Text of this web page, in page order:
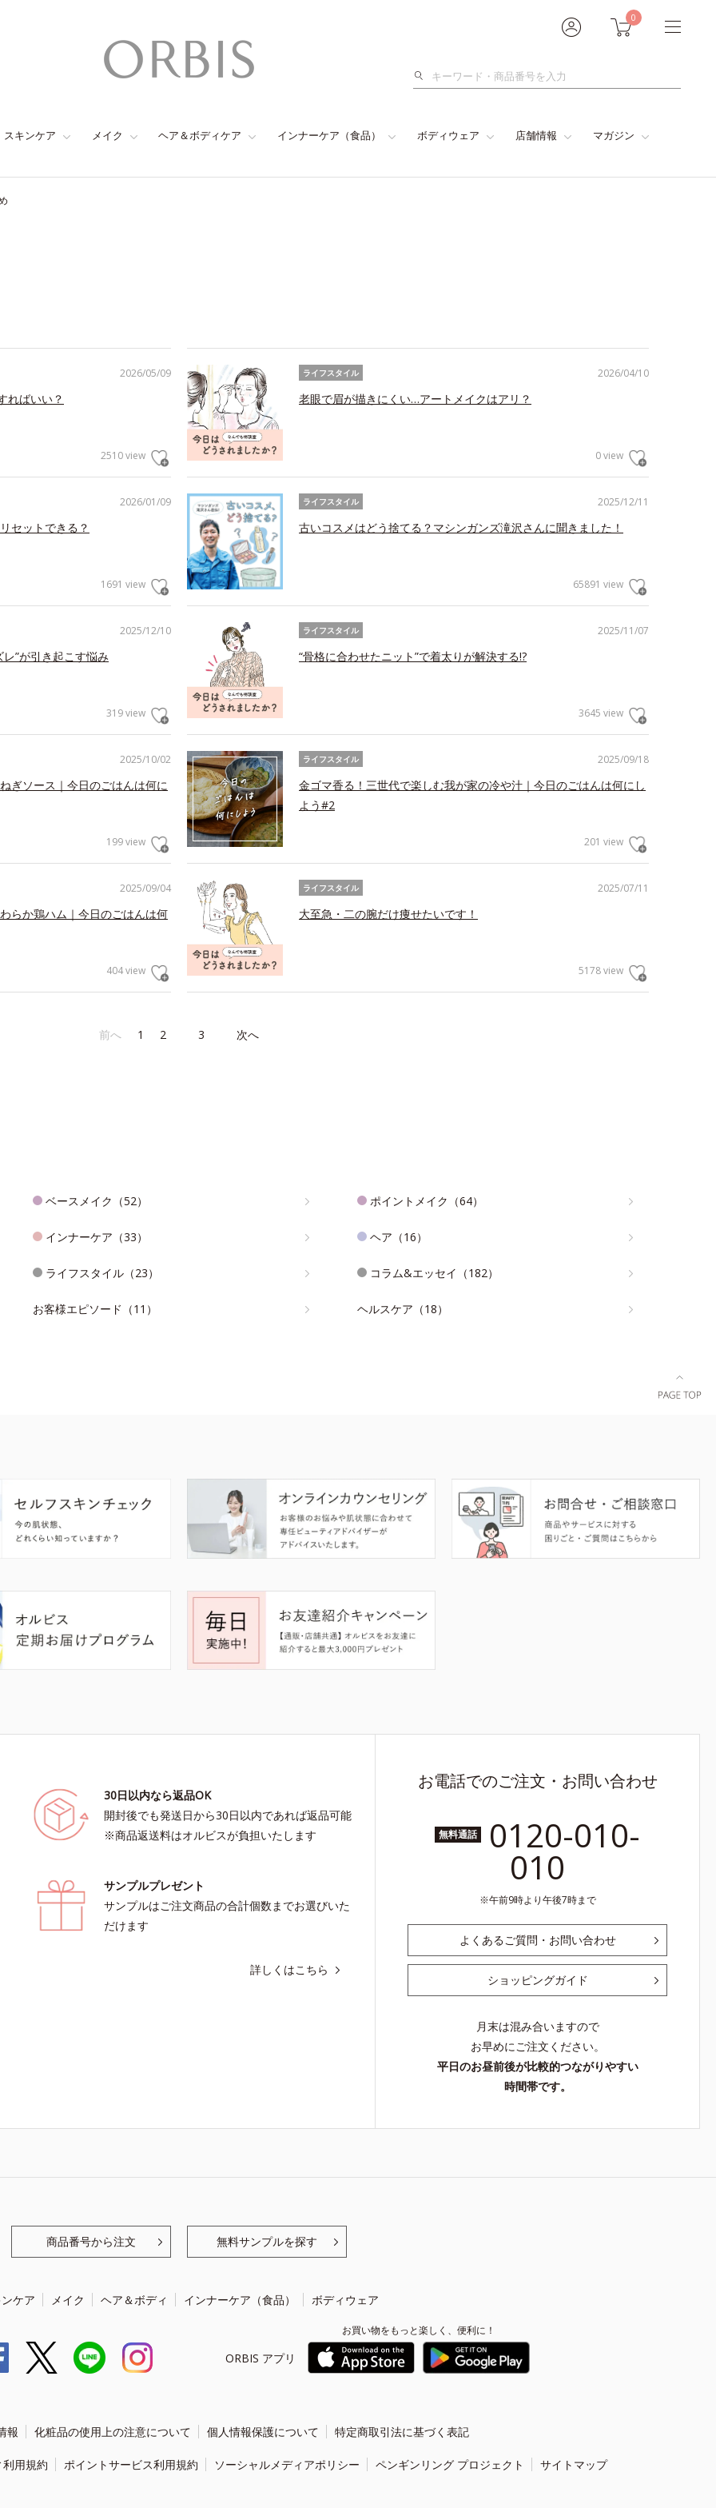
0
検
スキンケア メイク ヘア＆ボディケア インナーケア（食品） ボディウェア 店舗情報 マガジン
2026/05/09
ればいい？
2510 view
2026/04/10
ライフスタイル
老眼で眉が描きにくい…アートメイクはアリ？
0 view
2026/01/09
セットできる？
1691 view
2025/12/11
ライフスタイル
古いコスメはどう捨てる？マシンガンズ滝沢さんに聞きました！
65891 view
2025/12/10
”が引き起こす悩み
319 view
2025/11/07
ライフスタイル
“骨格に合わせたニット”で着太りが解決する!?
3645 view
2025/10/02
ぎソース｜今日のごはんは何に
199 view
2025/09/18
ライフスタイル
金ゴマ香る！三世代で楽しむ我が家の冷や汁｜今日のごはんは何にし
よう#2
201 view
2025/09/04
らか鶏ハム｜今日のごはんは何
404 view
2025/07/11
ライフスタイル
大至急・二の腕だけ痩せたいです！
5178 view
前へ 1 2 3 次へ
ベースメイク（52） ポイントメイク（64）
インナーケア（33） ヘア（16）
ライフスタイル（23） コラム&エッセイ（182）
お客様エピソード（11） ヘルスケア（18）
30日以内なら返品OK
開封後でも発送日から30日以内であれば返品可能
※商品返送料はオルビスが負担いたします
サンプルプレゼント
サンプルはご注文商品の合計個数までお選びいた
だけます
詳しくはこちら
お電話でのご注文・お問い合わせ
無料通話 0120-010-
010
午前9時より午後7時まで
よくあるご質問・お問い合わせ
ショッピングガイド
月末は混み合いますので
お早めにご注文ください。
平日のお昼前後が比較的つながりやすい
時間帯です。
商品番号から注文 無料サンプルを探す
ケア メイク ヘア＆ボディ インナーケア（食品） ボディウェア
ORBIS アプリ
お買い物をもっと楽しく、便利に！
報 化粧品の使用上の注意について 個人情報保護について 特定商取引法に基づく表記
用規約 ポイントサービス利用規約 ソーシャルメディアポリシー ペンギンリング プロジェクト サイトマップ